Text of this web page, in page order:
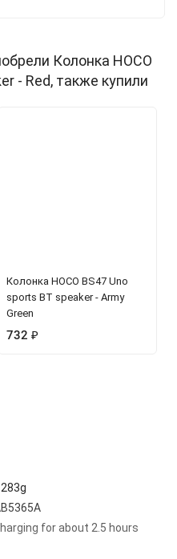
Колонка HOCO
- Red, также купили
Колонка HOCO BS47 Uno
sports BT speaker - Army
Green
732 ₽
for about 2.5 hours